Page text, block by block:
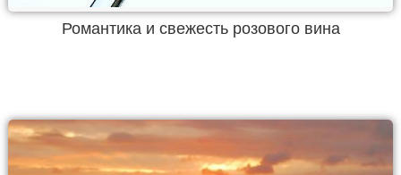
Романтика и свежесть розового вина